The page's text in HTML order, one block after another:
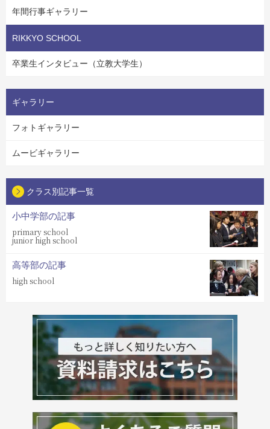
年間行事ギャラリー
RIKKYO SCHOOL
卒業生インタビュー（立教大学生）
ギャラリー
フォトギャラリー
ムービギャラリー
クラス別記事一覧
小中学部の記事
primary school
junior high school
高等部の記事
high school